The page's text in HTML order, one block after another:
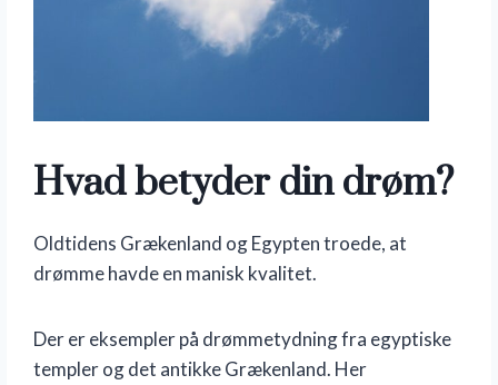
Hvad betyder din drøm?
Oldtidens Grækenland og Egypten troede, at
drømme havde en manisk kvalitet.
Der er eksempler på drømmetydning fra egyptiske
templer og det antikke Grækenland. Her